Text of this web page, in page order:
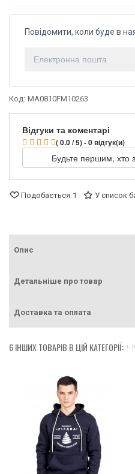
Повідомити, коли буде в
Код: MA0810FM10263
Відгуки та коментарі
( 0.0 / 5) - 0 відгук(и)
Будьте першим, хто
Подобається 1 У список
Опис
Детальніше про товар
Доставка та оплата
6 ІНШИХ ТОВАРІВ В ЦІЙ КАТЕГОРІЇ: